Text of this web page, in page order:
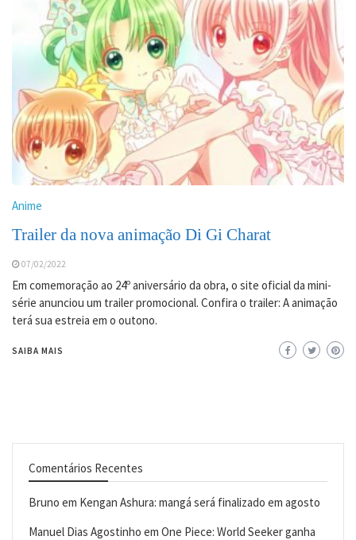
Anime
Trailer da nova animação Di Gi Charat
07/02/2022
Em comemoração ao 24º aniversário da obra, o site oficial da mini-
série anunciou um trailer promocional. Confira o trailer: A animação
terá sua estreia em o outono.
SAIBA MAIS
Comentários Recentes
Bruno em Kengan Ashura: mangá será finalizado em agosto
Manuel Dias Agostinho em One Piece: World Seeker ganha